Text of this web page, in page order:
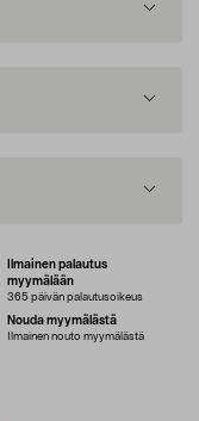
Ilmainen palautus
myymälään
365 päivän palautusoikeus
Nouda myymälästä
Ilmainen nouto myymälästä